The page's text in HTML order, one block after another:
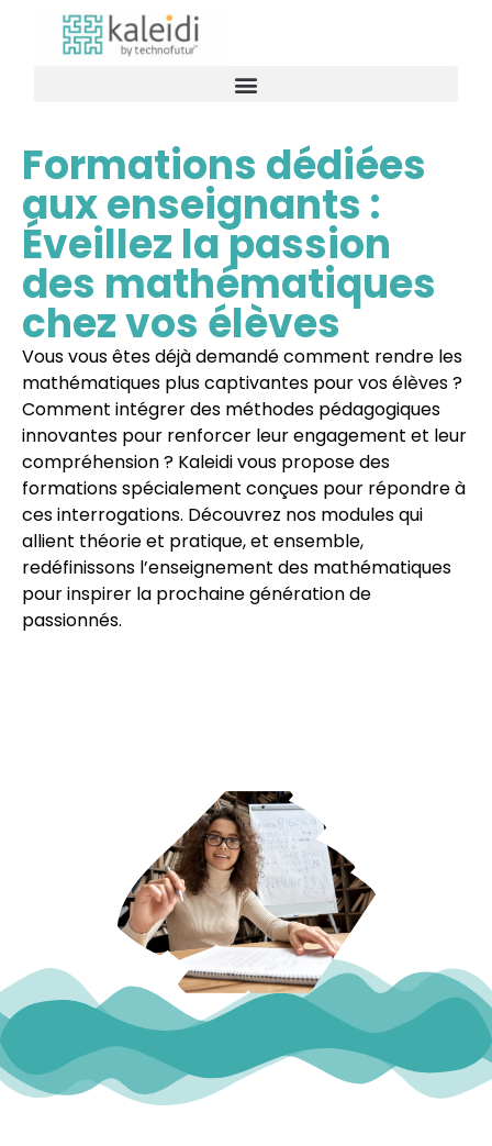
Formations dédiées
aux enseignants :
Éveillez la passion
des mathématiques
chez vos élèves
Vous vous êtes déjà demandé comment rendre les
mathématiques plus captivantes pour vos élèves ?
Comment intégrer des méthodes pédagogiques
innovantes pour renforcer leur engagement et leur
compréhension ? Kaleidi vous propose des
formations spécialement conçues pour répondre à
ces interrogations. Découvrez nos modules qui
allient théorie et pratique, et ensemble,
redéfinissons l’enseignement des mathématiques
pour inspirer la prochaine génération de
passionnés.